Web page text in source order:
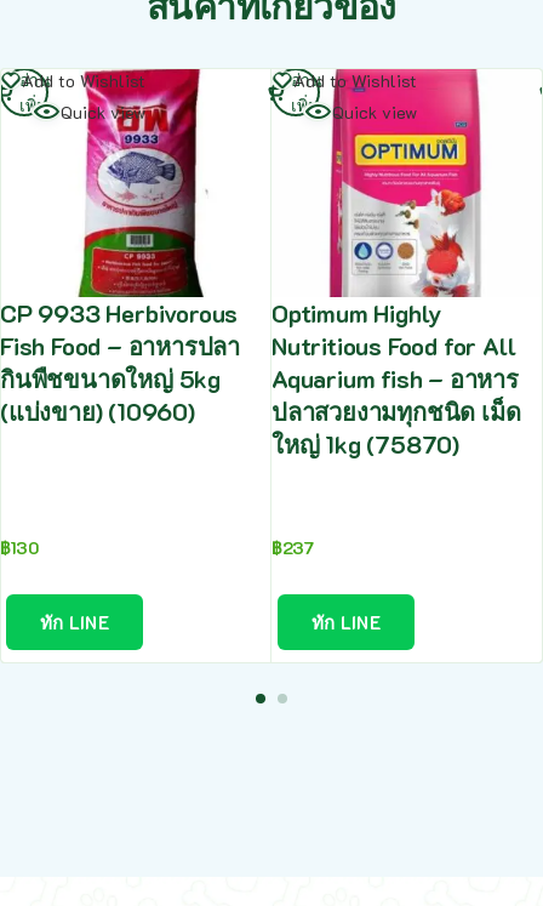
Add to Wishlist
Quick view
CP 9933 Herbivorous
Fish Food – อาหารปลา
กินพืชขนาดใหญ่ 5kg
(แบ่งขาย) (10960)
฿130
ทัก LINE
อ่าน
เพิ่ม
Add to Wishlist
Quick view
Optimum Highly
Nutritious Food for All
Aquarium fish – อาหาร
ปลาสวยงามทุกชนิด เม็ด
ใหญ่ 1kg (75870)
฿237
ทัก LINE
อ่าน
เพิ่ม